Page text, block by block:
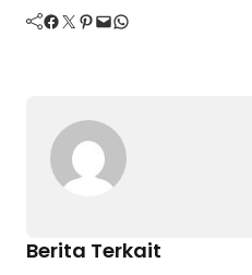
Facebook Twitter Pinterest Mail WhatsApp
Berita Terkait